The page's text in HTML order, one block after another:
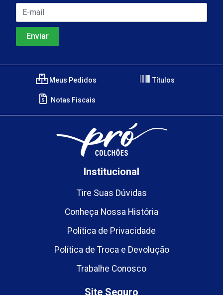
Meus Pedidos Títulos
Notas Fiscais
Institucional
Tire Suas Dúvidas
Conheça Nossa História
Política de Privacidade
Política de Troca e Devolução
Trabalhe Conosco
Site Seguro